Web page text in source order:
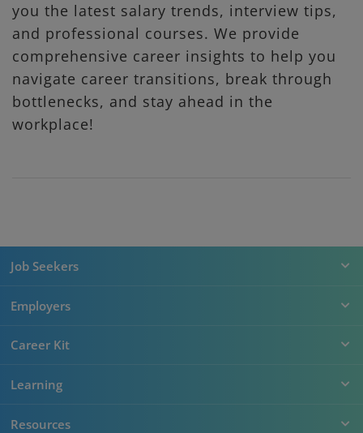
you the latest salary trends, interview tips,
and professional courses. We provide
comprehensive career insights to help you
navigate career transitions, break through
bottlenecks, and stay ahead in the
workplace!
Job Seekers
Employers
Career Kit
Learning
Resources